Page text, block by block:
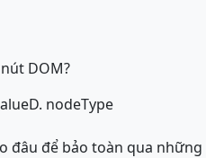
DOM?
D. nodeType
đâu để bảo toàn qua những